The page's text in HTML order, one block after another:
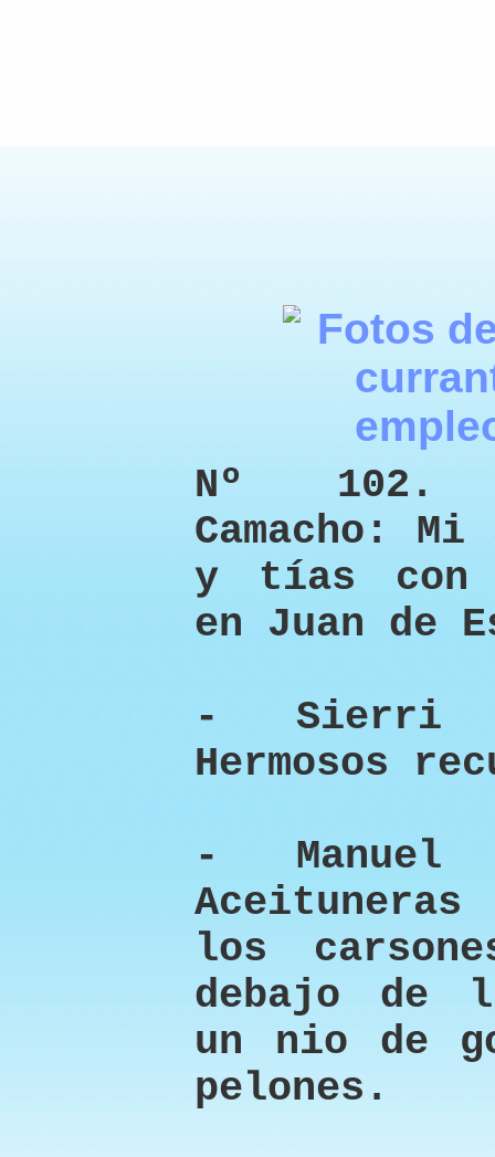
Nº 102.
Camacho:
y tías con
en Juan de
- Sierri
Hermosos
- Manuel
los
debajo de
un nio de
pelones.